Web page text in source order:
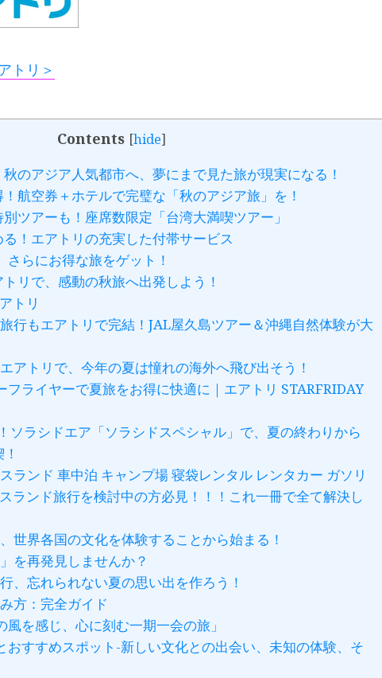
トリ＞
Contents [hide]
のアジア人気都市へ、夢にまで見た旅が現実になる！
航空券＋ホテルで完璧な「秋のアジア旅」を！
ツアーも！座席数限定「台湾大満喫ツアー」
！エアトリの充実した付帯サービス
さらにお得な旅をゲット！
リで、感動の秋旅へ出発しよう！
トリ
行もエアトリで完結！JAL屋久島ツアー＆沖縄自然体験が大
アトリで、今年の夏は憧れの海外へ飛び出そう！
フライヤーで夏旅をお得に快適に｜エアトリ STARFRIDAY
ソラシドエア「ソラシドスペシャル」で、夏の終わりから
ランド 車中泊 キャンプ場 寝袋レンタル レンタカー ガソリ
ランド旅行を検討中の方必見！！！これ一冊で全て解決し
世界各国の文化を体験することから始まる！
を再発見しませんか？
、忘れられない夏の思い出を作ろう！
方：完全ガイド
を感じ、心に刻む一期一会の旅」
おすすめスポット-新しい文化との出会い、未知の体験、そ